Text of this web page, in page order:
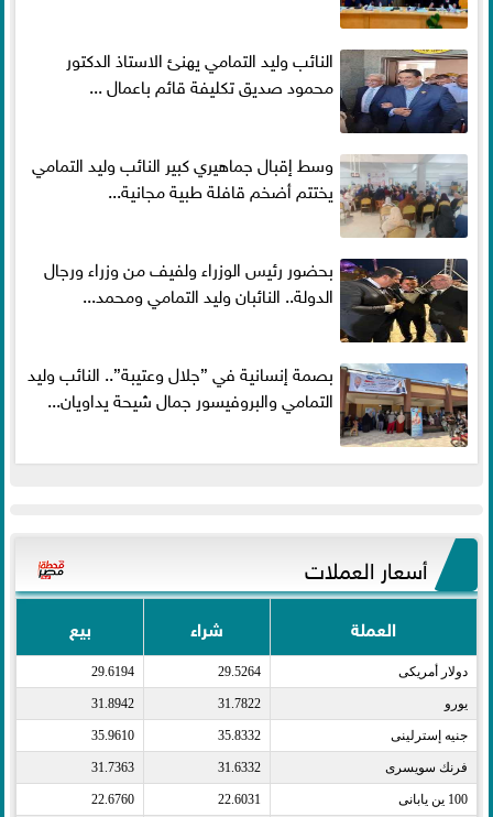
النائب وليد التمامي يهنئ الاستاذ الدكتور
محمود صديق تكليفة قائم باعمال ...
وسط إقبال جماهيري كبير النائب وليد التمامي
يختتم أضخم قافلة طبية مجانية...
بحضور رئيس الوزراء ولفيف من وزراء ورجال
الدولة.. النائبان وليد التمامي ومحمد...
بصمة إنسانية في ”جلال وعتيبة”.. النائب وليد
التمامي والبروفيسور جمال شيحة يداويان...
أسعار العملات
العملة شراء بيع
دولار أمريكى​ 29.5264
29.6194
يورو​ 31.7822
31.8942
جنيه إسترلينى​ 35.8332
35.9610
فرنك سويسرى​ 31.6332
31.7363
100 ين يابانى​ 22.6031
22.6760